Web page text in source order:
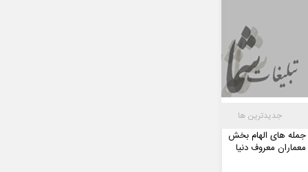
جدیدترین ها
جمله های الهام بخش
معماران معروف دنیا